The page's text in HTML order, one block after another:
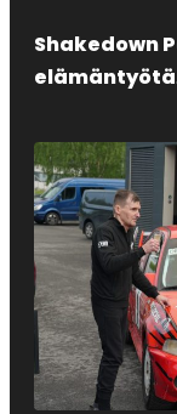
Shakedown
elämäntyötä.